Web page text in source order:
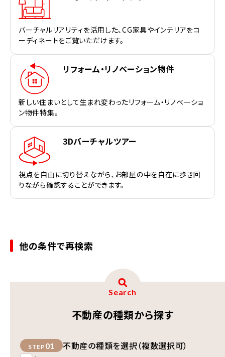
バーチャルリアリティを活用した、CG家具やインテリアをコ
ーディネートをご覧いただけます。
リフォーム・リノベーション物件
新しい住まいとして生まれ変わったリフォーム・リノベーショ
ン物件特集。
3Dバーチャルツアー
視点を自由に切り替えながら、お部屋の中を自在に歩き回
りながら確認することができます。
他の条件で再検索
Search
不動産の種類から探す
STEP 01 不動産の種類を選択（複数選択可）